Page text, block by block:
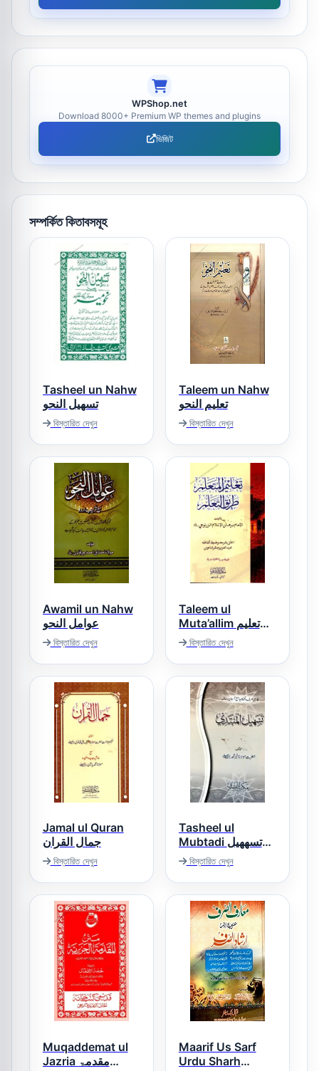
WPShop.net
Download 8000+ Premium WP themes and plugins
ভিজিট
সম্পর্কিত কিতাবসমূহ
Tasheel un Nahw
تسھیل النحو
বিস্তারিত দেখুন
Taleem un Nahw
تعلیم النحو
বিস্তারিত দেখুন
Awamil un Nahw
عوامل النحو
বিস্তারিত দেখুন
Taleem ul
Muta’allim تعلیم
المتعلم
বিস্তারিত দেখুন
Jamal ul Quran
جمال القران
বিস্তারিত দেখুন
Tasheel ul
Mubtadi تسھھیل
المبتدی
বিস্তারিত দেখুন
Muqaddemat ul
Jazria مقدمۃ
Maarif Us Sarf
Urdu Sharh